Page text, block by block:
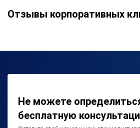
Отзывы корпоративных
Не можете
бесплатную